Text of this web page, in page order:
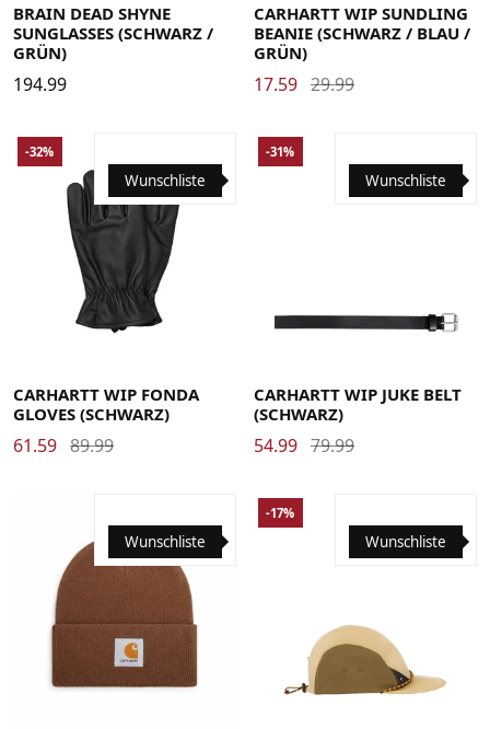
BRAIN DEAD SHYNE
SUNGLASSES (SCHWARZ /
GRÜN)
194.99
CARHARTT WIP SUNDLING
BEANIE (SCHWARZ / BLAU /
GRÜN)
17.59 29.99
Wunschliste
-32%
CARHARTT WIP FONDA
GLOVES (SCHWARZ)
61.59 89.99
Wunschliste
-31%
CARHARTT WIP JUKE BELT
(SCHWARZ)
54.99 79.99
Wunschliste Wunschliste
-17%